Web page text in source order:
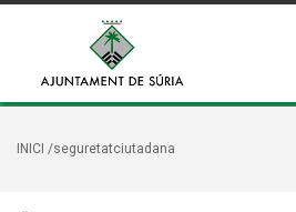
INICI /seguretatciutadana